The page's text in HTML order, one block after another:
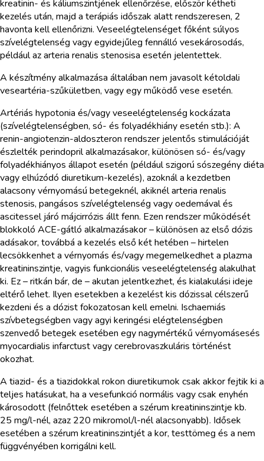
kreatinin- és káliumszintjének ellenőrzése, először kétheti
kezelés után, majd a terápiás időszak alatt rendszeresen, 2
havonta kell ellenőrizni. Veseelégtelenséget főként súlyos
szívelégtelenség vagy egyidejűleg fennálló vesekárosodás,
például az arteria renalis stenosisa esetén jelentettek.
A készítmény alkalmazása általában nem javasolt kétoldali
veseartéria-szűkületben, vagy egy működő vese esetén.
Artériás hypotonia és/vagy veseelégtelenség kockázata
(szívelégtelenségben, só- és folyadékhiány esetén stb.): A
renin-angiotenzin-aldoszteron rendszer jelentős stimulációját
észlelték perindopril alkalmazásakor, különösen só- és/vagy
folyadékhiányos állapot esetén (például szigorú sószegény diéta
vagy elhúzódó diuretikum-kezelés), azoknál a kezdetben
alacsony vérnyomású betegeknél, akiknél arteria renalis
stenosis, pangásos szívelégtelenség vagy oedemával és
ascitessel járó májcirrózis állt fenn. Ezen rendszer működését
blokkoló ACE-gátló alkalmazásakor – különösen az első dózis
adásakor, továbbá a kezelés első két hetében – hirtelen
lecsökkenhet a vérnyomás és/vagy megemelkedhet a plazma
kreatininszintje, vagyis funkcionális veseelégtelenség alakulhat
ki. Ez – ritkán bár, de – akutan jelentkezhet, és kialakulási ideje
eltérő lehet. Ilyen esetekben a kezelést kis dózissal célszerű
kezdeni és a dózist fokozatosan kell emelni. Ischaemiás
szívbetegségben vagy agyi keringési elégtelenségben
szenvedő betegek esetében egy nagymértékű vérnyomásesés
myocardialis infarctust vagy cerebrovaszkuláris történést
okozhat.
A tiazid- és a tiazidokkal rokon diuretikumok csak akkor fejtik ki a
teljes hatásukat, ha a vesefunkció normális vagy csak enyhén
károsodott (felnőttek esetében a szérum kreatininszintje kb.
25 mg/l-nél, azaz 220 mikromol/l-nél alacsonyabb). Idősek
esetében a szérum kreatininszintjét a kor, testtömeg és a nem
függvényében korrigálni kell.